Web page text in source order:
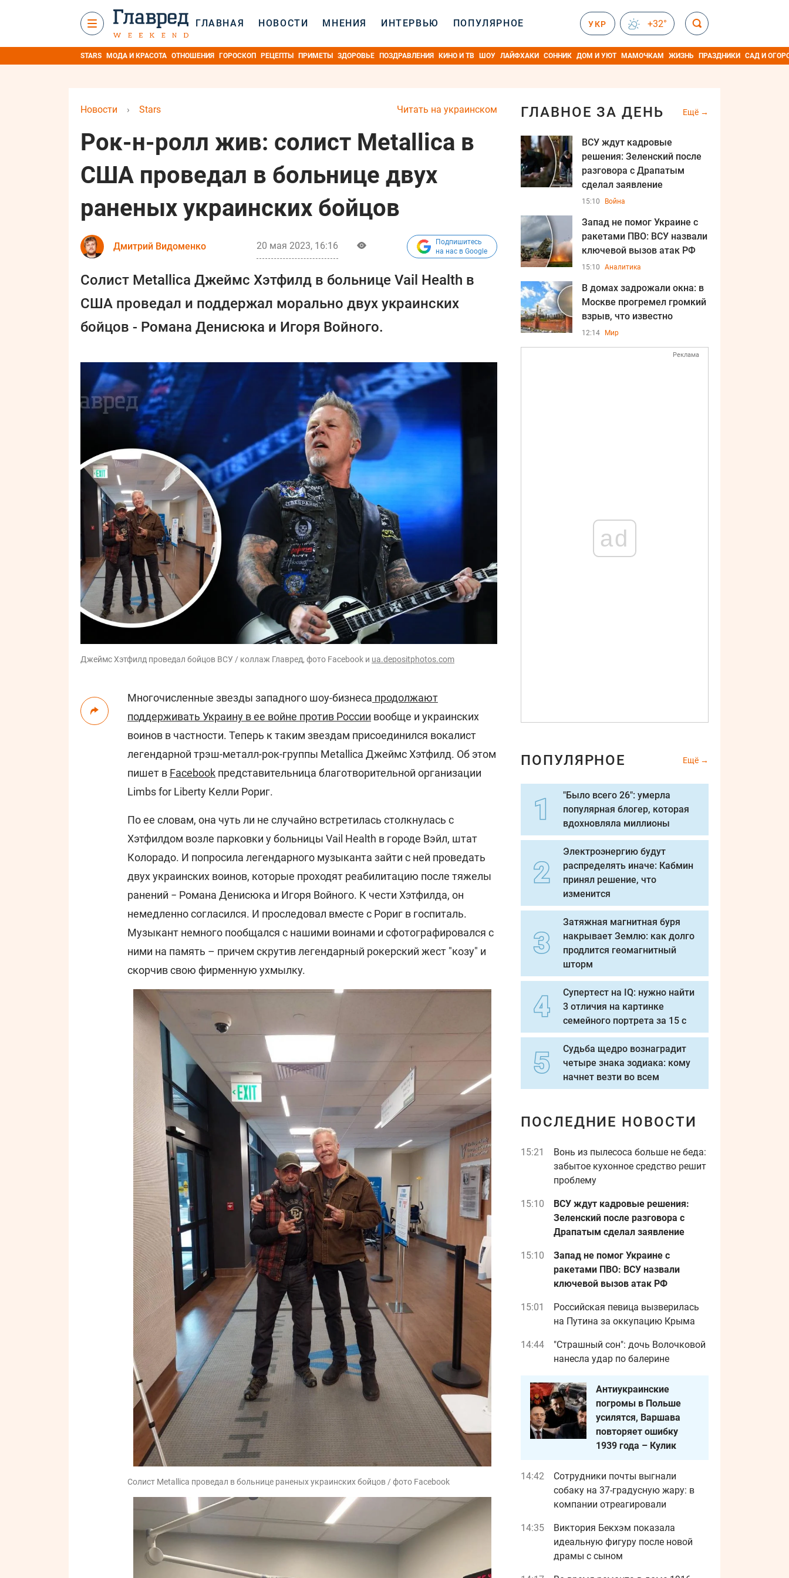
ГЛАВНАЯ НОВОСТИ МНЕНИЯ ИНТЕРВЬЮ ПОПУЛЯРНОЕ УКР +32°
STARS МОДА И КРАСОТА ОТНОШЕНИЯ ГОРОСКОП РЕЦЕПТЫ ПРИМЕТЫ ЗДОРОВЬЕ ПОЗДРАВЛЕНИЯ КИНО И ТВ ШОУ ЛАЙФХАКИ СОННИК ДОМ И УЮТ МАМОЧКАМ ЖИЗНЬ ПРАЗДНИКИ САД И
Читать на украинском
Новости › Stars
Рок-н-ролл жив: солист Metallica в
США проведал в больнице двух
раненых украинских бойцов
Дмитрий Видоменко 20 мая 2023, 16:16
Подпишитесь
на нас в Google
Солист Metallica Джеймс Хэтфилд в больнице Vail Health в
США проведал и поддержал морально двух украинских
бойцов - Романа Денисюка и Игоря Войного.
Джеймс Хэтфилд проведал бойцов ВСУ / коллаж Главред, фото Facebook и ua.depositphotos.com
Многочисленные звезды западного шоу-бизнеса продолжают
поддерживать Украину в ее войне против России вообще и украинских
воинов в частности. Теперь к таким звездам присоединился вокалист
легендарной трэш-металл-рок-группы Metallica Джеймс Хэтфилд. Об этом
пишет в Facebook представительница благотворительной организации
Limbs for Liberty Келли Рориг.
По ее словам, она чуть ли не случайно встретилась столкнулась с
Хэтфилдом возле парковки у больницы Vail Health в городе Вэйл, штат
Колорадо. И попросила легендарного музыканта зайти с ней проведать
двух украинских воинов, которые проходят реабилитацию после тяжелы
ранений − Романа Денисюка и Игоря Войного. К чести Хэтфилда, он
немедленно согласился. И проследовал вместе с Рориг в госпиталь.
Музыкант немного пообщался с нашими воинами и сфотографировался с
ними на память – причем скрутив легендарный рокерский жест "козу" и
скорчив свою фирменную ухмылку.
Солист Metallica проведал в больнице раненых украинских бойцов / фото Facebook
ГЛАВНОЕ ЗА ДЕНЬ Ещё
ВСУ ждут кадровые
решения: Зеленский после
разговора с Драпатым
сделал заявление
15:10 Война
Запад не помог Украине с
ракетами ПВО: ВСУ назвали
ключевой вызов атак РФ
15:10 Аналитика
В домах задрожали окна: в
Москве прогремел громкий
взрыв, что известно
12:14 Мир
Реклама
ad
ПОПУЛЯРНОЕ Ещё
"Было всего 26": умерла
популярная блогер, которая
вдохновляла миллионы
Электроэнергию будут
распределять иначе: Кабмин
принял решение, что
изменится
Затяжная магнитная буря
накрывает Землю: как долго
продлится геомагнитный
шторм
Супертест на IQ: нужно найти
3 отличия на картинке
семейного портрета за 15 с
Судьба щедро вознаградит
четыре знака зодиака: кому
начнет везти во всем
ПОСЛЕДНИЕ НОВОСТИ
15:21
Вонь из пылесоса больше не беда:
забытое кухонное средство решит
проблему
15:10
ВСУ ждут кадровые решения:
Зеленский после разговора с
Драпатым сделал заявление
15:10
Запад не помог Украине с
ракетами ПВО: ВСУ назвали
ключевой вызов атак РФ
15:01
Российская певица вызверилась
на Путина за оккупацию Крыма
14:44
"Страшный сон": дочь Волочковой
нанесла удар по балерине
Антиукраинские
погромы в Польше
усилятся, Варшава
повторяет ошибку
1939 года – Кулик
14:42
Сотрудники почты выгнали
собаку на 37-градусную жару: в
компании отреагировали
14:35
Виктория Бекхэм показала
идеальную фигуру после новой
драмы с сыном